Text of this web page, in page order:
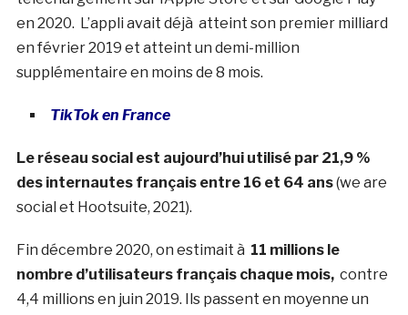
en 2020. L’appli avait déjà atteint son premier milliard
en février 2019 et atteint un demi-million
supplémentaire en moins de 8 mois.
TikTok en France
Le réseau social est aujourd’hui utilisé par 21,9 %
des internautes français entre 16 et 64 ans(we are
social et Hootsuite, 2021).
Fin décembre 2020, on estimait à 11 millions le
nombre d’utilisateurs français chaque mois,contre
4,4 millions en juin 2019. Ils passent en moyenne un